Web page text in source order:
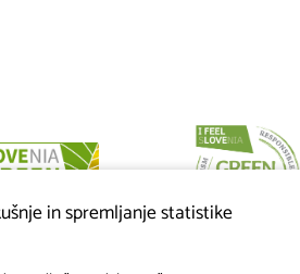
in spremljanje statistike